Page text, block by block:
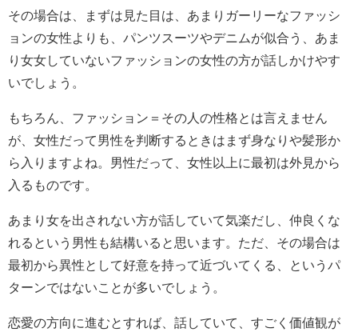
その場合は、まずは見た目は、あまりガーリーなファッシ
ョンの女性よりも、パンツスーツやデニムが似合う、あま
り女女していないファッションの女性の方が話しかけやす
いでしょう。
もちろん、ファッション＝その人の性格とは言えません
が、女性だって男性を判断するときはまず身なりや髪形か
ら入りますよね。男性だって、女性以上に最初は外見から
入るものです。
あまり女を出されない方が話していて気楽だし、仲良くな
れるという男性も結構いると思います。ただ、その場合は
最初から異性として好意を持って近づいてくる、というパ
ターンではないことが多いでしょう。
恋愛の方向に進むとすれば、話していて、すごく価値観が